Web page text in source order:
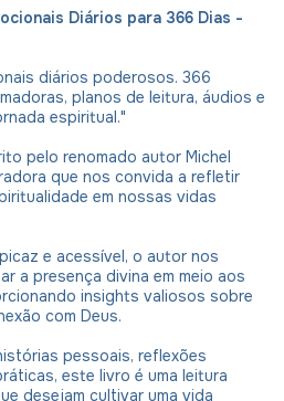
Diários para 366 Dias -
diários poderosos. 366
planos de leitura, áudios e
espiritual."
pelo renomado autor Michel
que nos convida a refletir
em nossas vidas
e acessível, o autor nos
a presença divina em meio aos
insights valiosos sobre
com Deus.
pessoais, reflexões
este livro é uma leitura
desejam cultivar uma vida